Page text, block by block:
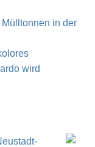
in der
wird